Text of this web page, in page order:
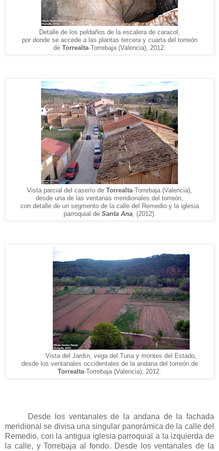
Detalle de los peldaños de la escalera de caracol,
por donde se accede a las plantas tercera y cuarta del torreón
de Torrealta-Torrebaja (Valencia), 2012.
Vista parcial del caserío de Torrealta-Torrebaja (Valencia),
desde una de las ventanas meridionales del torreón,
con detalle de un segmento de la calle del Remedio y la iglesia
parroquial de Santa Ana, (2012).
Vista del Jardín, vega del Turia y montes del Estado,
desde los ventanales occidentales de la andana del torreón de
Torrealta-Torrebaja (Valencia), 2012.
Desde los ventanales de la andana de la fachada
meridional se divisa una singular panorámica de la calle del
Remedio, con la antigua iglesia parroquial a la izquierda de
la calle, y Torrebaja al fondo. Desde los ventanales de la